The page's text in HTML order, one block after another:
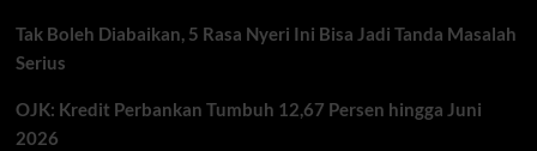
Tak Boleh Diabaikan, 5 Rasa Nyeri Ini Bisa Jadi Tanda Masalah
Serius
OJK: Kredit Perbankan Tumbuh 12,67 Persen hingga Juni
2026